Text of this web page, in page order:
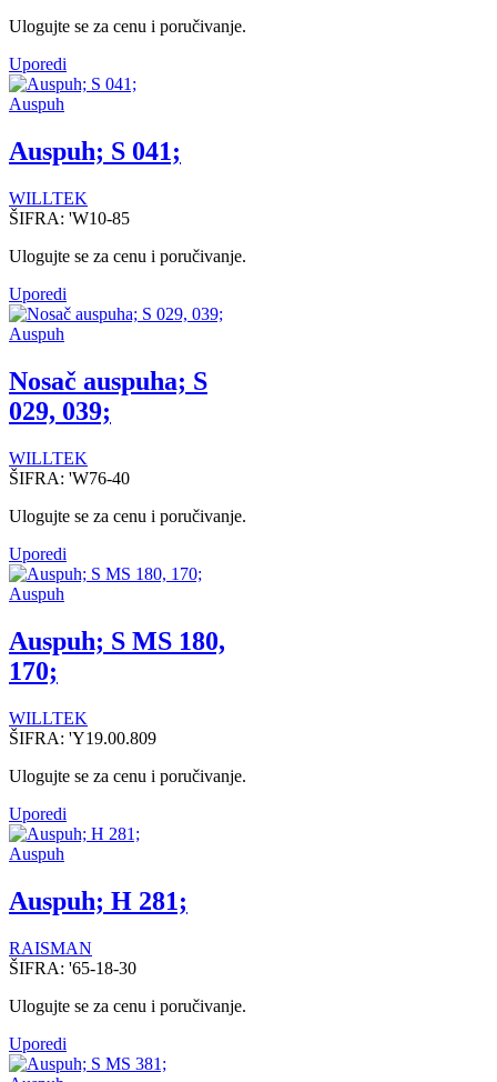
Ulogujte se za cenu i poručivanje.
Uporedi
Auspuh
Auspuh; S 041;
WILLTEK
ŠIFRA: 'W10-85
Ulogujte se za cenu i poručivanje.
Uporedi
Auspuh
Nosač auspuha; S
029, 039;
WILLTEK
ŠIFRA: 'W76-40
Ulogujte se za cenu i poručivanje.
Uporedi
Auspuh
Auspuh; S MS 180,
170;
WILLTEK
ŠIFRA: 'Y19.00.809
Ulogujte se za cenu i poručivanje.
Uporedi
Auspuh
Auspuh; H 281;
RAISMAN
ŠIFRA: '65-18-30
Ulogujte se za cenu i poručivanje.
Uporedi